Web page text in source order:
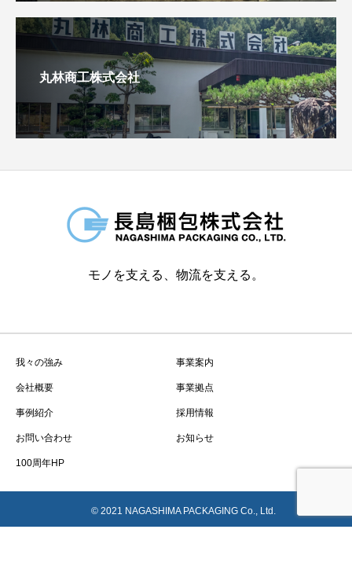
丸林商工株式会社
モノを支える、物流を支える。
我々の強み 事業案内
会社概要 事業拠点
事例紹介 採用情報
お問い合わせ お知らせ
100周年HP
© 2021 NAGASHIMA PACKAGING Co., Ltd.
お問い合わせ